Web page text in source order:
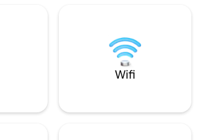
entretenimiento
excursiones. ¡Tu
espera! Reserva
recuerdos en
Wifi